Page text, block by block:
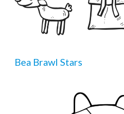
Bea Brawl Stars